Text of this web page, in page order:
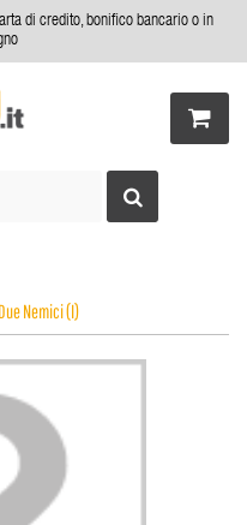
di credito, bonifico bancario o in
Due Nemici (I)